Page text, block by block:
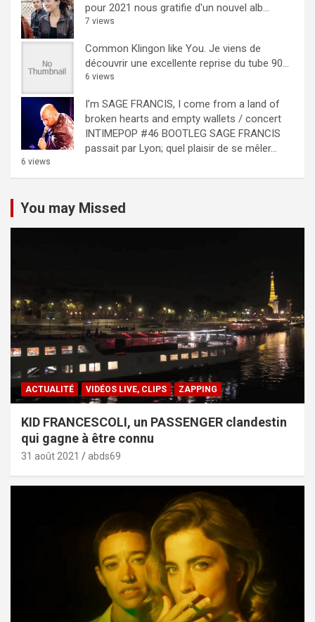
pour 2021 nous gratifie d'un nouvel alb...
7 views
Common Klingon like You. Je viens de
découvrir une excellente reprise du tube 90...
6 views
I’m SAGE FRANCIS, I come from a land of
broken hearts and empty wallets / concert
INTIMEPOP #46 BOOTLEG SAGE FRANCIS
passait par Lyon; quel plaisir de se mêler...
6 views
You may Missed
ACTUALITÉ VIDÉOS LIVE, CLIPS ZAPPING
KID FRANCESCOLI, un PASSENGER clandestin
qui gagne à être connu
31 août 2021 abds69